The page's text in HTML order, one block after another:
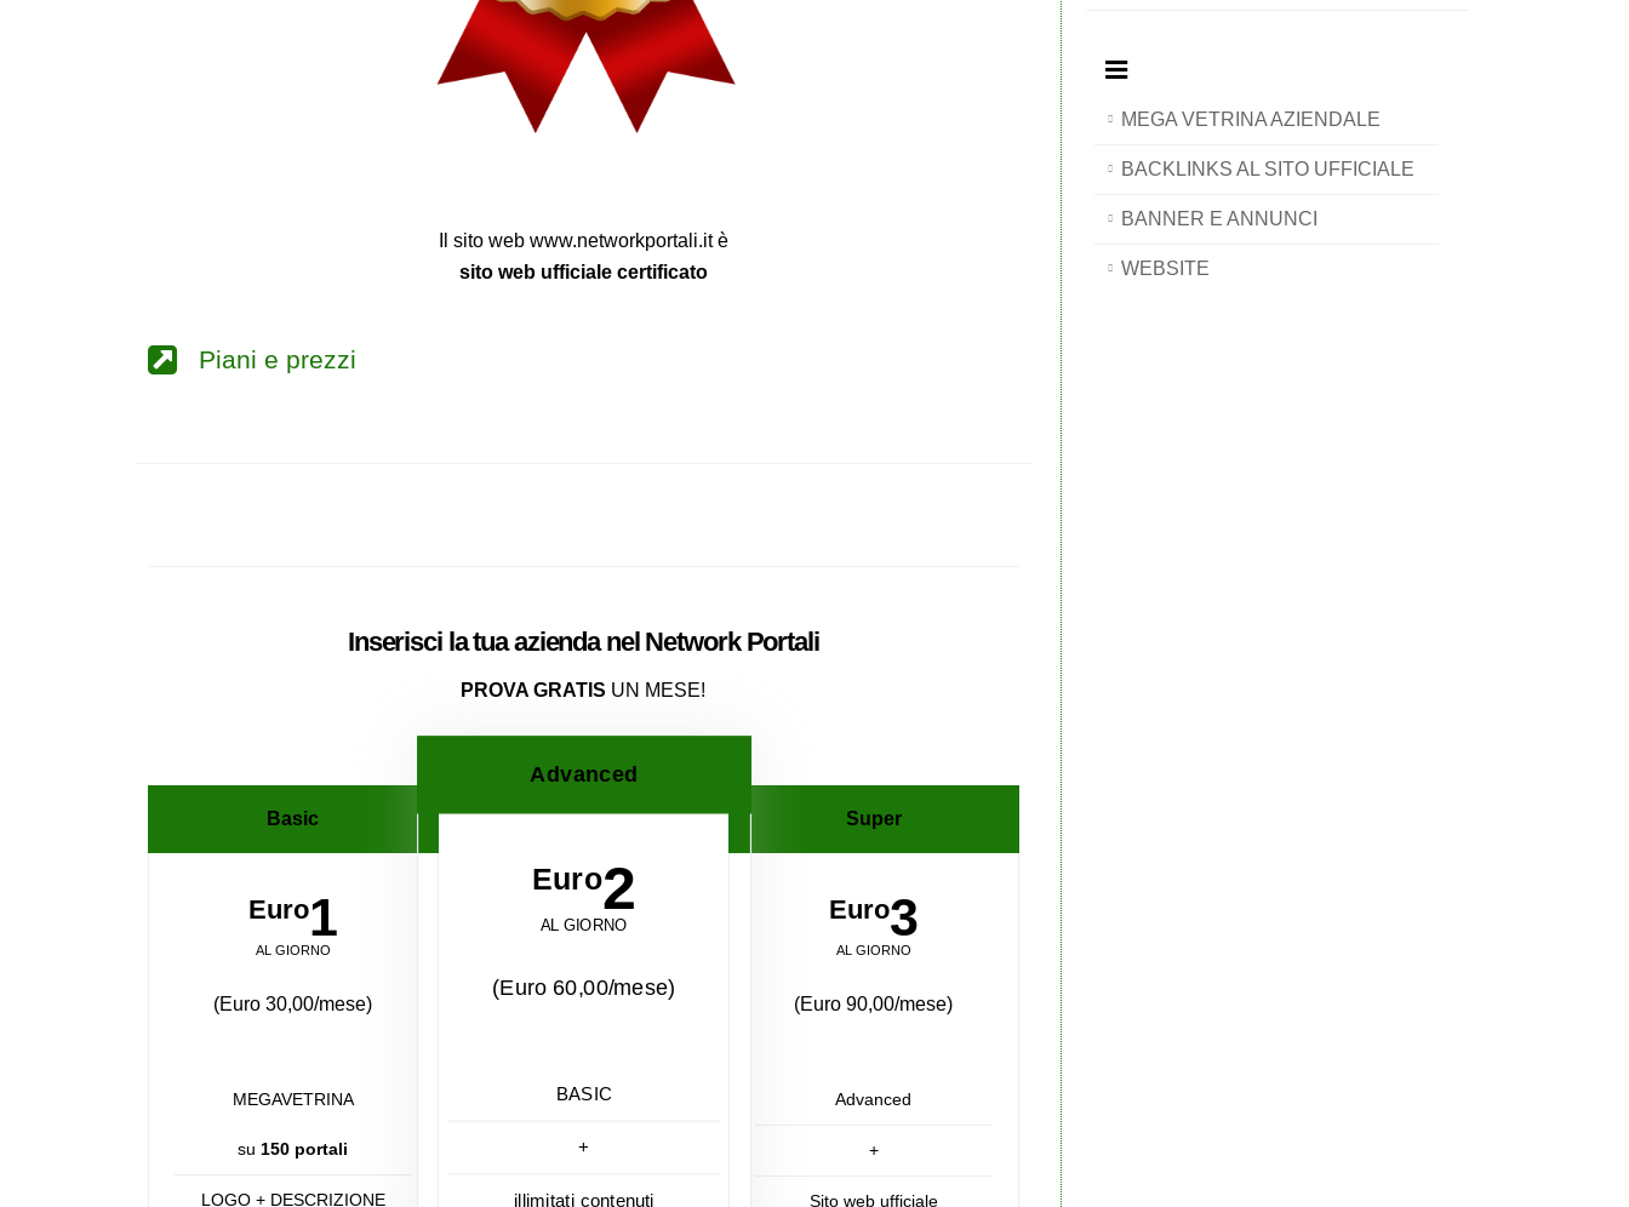
Il sito web www.networkportali.it è
sito web ufficiale certificato
Piani e prezzi
Inserisci la tua azienda nel NetworkPortali
PROVA GRATIS UN MESE!
Basic
Euro1
AL GIORNO
(Euro 30,00/mese)
MEGAVETRINA
su 150 portali
LOGO + DESCRIZIONE
Advanced
Euro2
AL GIORNO
(Euro 60,00/mese)
BASIC
+
illimitati contenuti
Super
Euro3
AL GIORNO
(Euro 90,00/mese)
Advanced
+
Sito web ufficiale
MEGA VETRINA AZIENDALE
BACKLINKS AL SITO UFFICIALE
BANNER E ANNUNCI
WEBSITE